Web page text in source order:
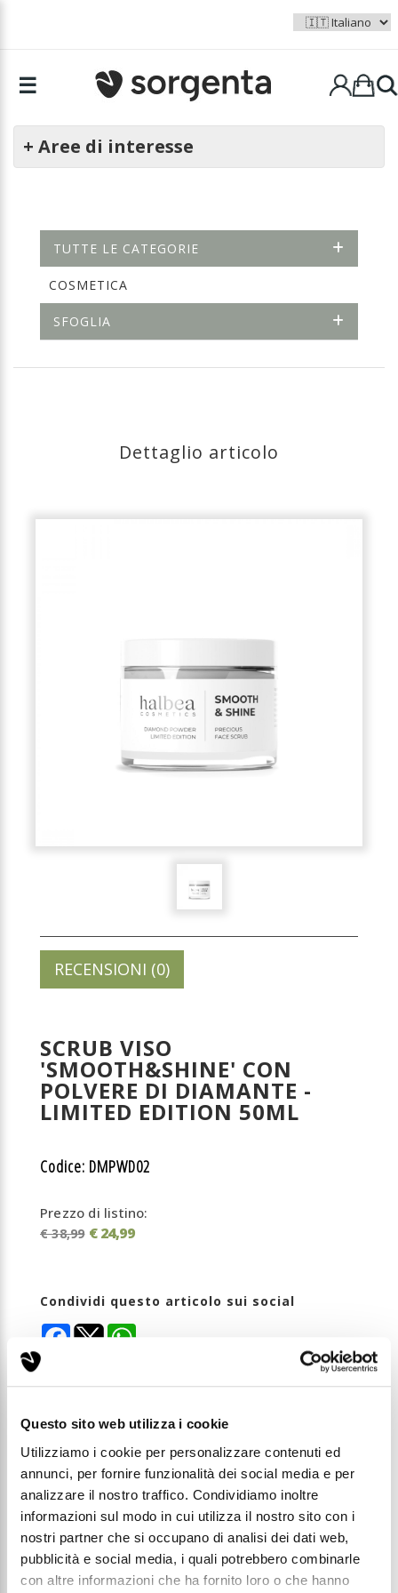
Questo sito web utilizza i cookie
Utilizziamo i cookie per personalizzare contenuti ed
annunci, per fornire funzionalità dei social media e per
analizzare il nostro traffico. Condividiamo inoltre
informazioni sul modo in cui utilizza il nostro sito con i
nostri partner che si occupano di analisi dei dati web,
pubblicità e social media, i quali potrebbero combinarle
con altre informazioni che ha fornito loro o che hanno
☰
+ Aree di interesse
TUTTE LE CATEGORIE
COSMETICA
SFOGLIA
Dettaglio articolo
RECENSIONI (0)
SCRUB VISO
'SMOOTH&SHINE' CON
POLVERE DI DIAMANTE -
LIMITED EDITION 50ML
Codice: DMPWD02
Prezzo di listino:
€ 38,99 € 24,99
Condividi questo articolo sui social
Facebook
microsfere illuminanti, che leviga la pelle e rimuove
impurità e cellule morte.
La presenza di Niacinamide, Acido Ialuronico ed
estratti botanici contribuisce a mantenere la pelle
idratata, uniforme e visibilmente più luminosa fin
dalla prima applicazione.
Polvere di Diamante: un principio attivo di luce
e perfezione